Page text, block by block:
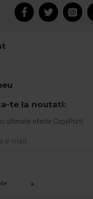
te la noutati:
ultimele oferte CopyPrint